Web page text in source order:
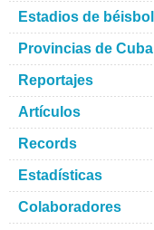
Estadios de béisbol
Provincias de Cuba
Reportajes
Artículos
Records
Estadísticas
Colaboradores